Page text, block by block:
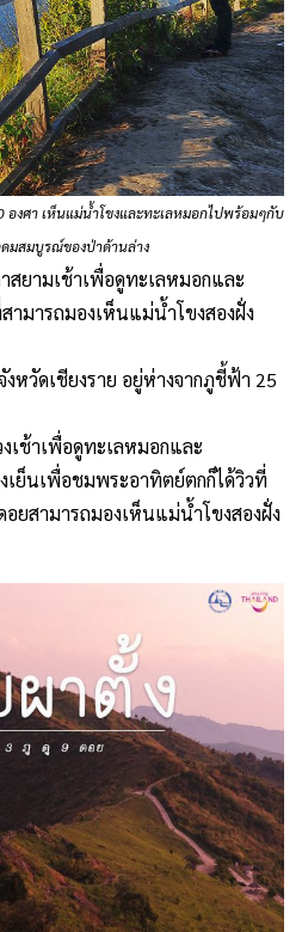
องศา เห็นแม่น้ำโขงและทะเลหมอกไปพร้อมๆกับ
มสมบูรณ์ของป่าด้านล่าง
สยามเช้าเพื่อดูทะเลหมอกและ
มารถมองเห็นแม่น้ำโขงสองฝั่ง
หวัดเชียงราย อยู่ห่างจากภูชี้ฟ้า 25
เช้าเพื่อดูทะเลหมอกและ
ย็นเพื่อชมพระอาทิตย์ตกก็ได้วิวที่
ยสามารถมองเห็นแม่น้ำโขงสองฝั่ง